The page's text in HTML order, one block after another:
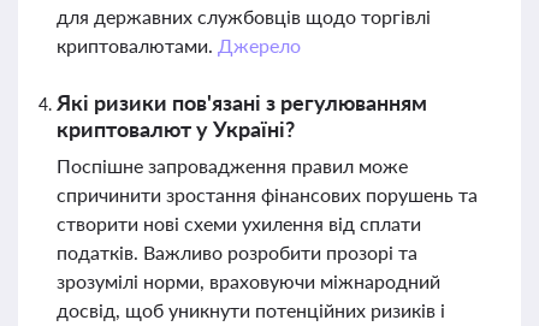
для державних службовців щодо торгівлі
криптовалютами. Джерело
Які ризики пов'язані з регулюванням
криптовалют у Україні?
Поспішне запровадження правил може
спричинити зростання фінансових порушень та
створити нові схеми ухилення від сплати
податків. Важливо розробити прозорі та
зрозумілі норми, враховуючи міжнародний
досвід, щоб уникнути потенційних ризиків і